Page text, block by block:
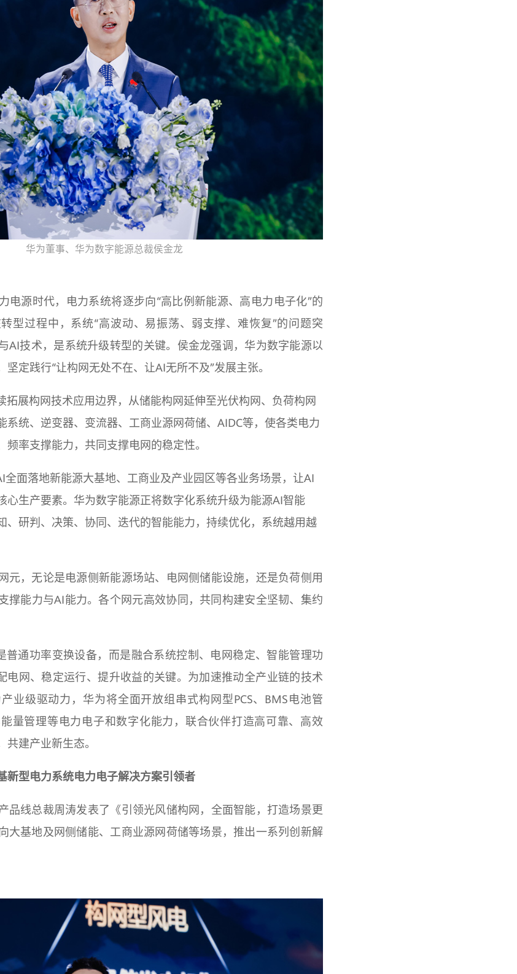
华为董事、华为数字能源总裁侯金龙
电源时代，电力系统将逐步向“高比例新能源、高电力电子化”的
型过程中，系统“高波动、易振荡、弱支撑、难恢复”的问题突
AI技术，是系统升级转型的关键。侯金龙强调，华为数字能源以
定践行“让构网无处不在、让AI无所不及”发展主张。
拓展构网技术应用边界，从储能构网延伸至光伏构网、负荷构网
系统、逆变器、变流器、工商业源网荷储、AIDC等，使各类电力
频率支撑能力，共同支撑电网的稳定性。
面落地新能源大基地、工商业及产业园区等各业务场景，让AI
心生产要素。华为数字能源正将数字化系统升级为能源AI智能
、研判、决策、协同、迭代的智能能力，持续优化，系统越用越
元，无论是电源侧新能源场站、电网侧储能设施，还是负荷侧用
撑能力与AI能力。各个网元高效协同，共同构建安全坚韧、集约
普通功率变换设备，而是融合系统控制、电网稳定、智能管理功
电网、稳定运行、提升收益的关键。为加速推动全产业链的技术
业级驱动力，华为将全面开放组串式构网型PCS、BMS电池管
量管理等电力电子和数字化能力，联合伙伴打造高可靠、高效
建产业新生态。
新型电力系统电力电子解决方案引领者
品线总裁周涛发表了《引领光风储构网，全面智能，打造场景更
大基地及网侧储能、工商业源网荷储等场景，推出一系列创新解